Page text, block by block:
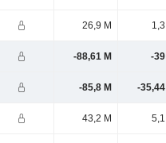
26,9 M
-88,61 M -39
-85,8 M -35,44
43,2 M 5,1